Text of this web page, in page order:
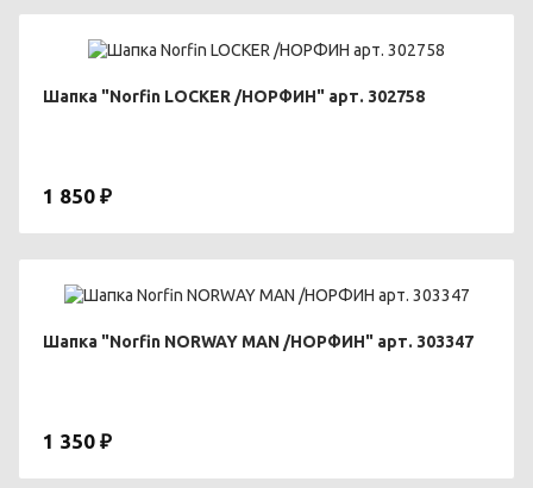
Шапка "Norfin LOCKER /НОРФИН" арт. 302758
1 850 ₽
Шапка "Norfin NORWAY MAN /НОРФИН" арт. 303347
1 350 ₽